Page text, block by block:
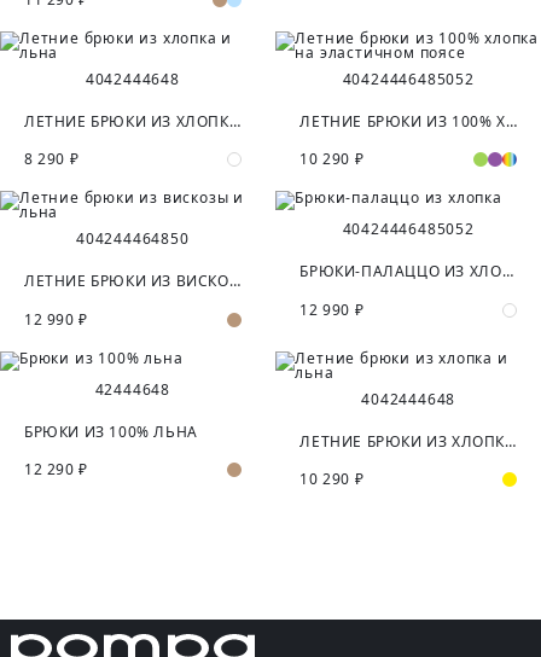
4042444648
ЛЕТНИЕ БРЮКИ ИЗ ХЛОПКА И ЛЬНА
8 290 ₽
40424446485052
ЛЕТНИЕ БРЮКИ ИЗ 100% ХЛОПКА НА ЭЛАСТИЧНОМ ПОЯСЕ
10 290 ₽
404244464850
ЛЕТНИЕ БРЮКИ ИЗ ВИСКОЗЫ И ЛЬНА
12 990 ₽
40424446485052
БРЮКИ-ПАЛАЦЦО ИЗ ХЛОПКА
12 990 ₽
42444648
БРЮКИ ИЗ 100% ЛЬНА
12 290 ₽
4042444648
ЛЕТНИЕ БРЮКИ ИЗ ХЛОПКА И ЛЬНА
10 290 ₽